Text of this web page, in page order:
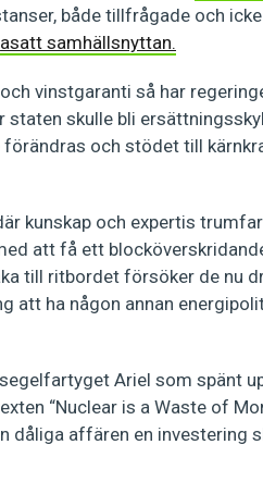
både tillfrågade och
samhällsnyttan.
vinstgaranti så har
staten skulle bli
och stödet till
kunskap och expertis
att få ett
till ritbordet försöker de nu
ha någon annan
Ariel som spänt
“Nuclear is a Waste of
dåliga affären en investering